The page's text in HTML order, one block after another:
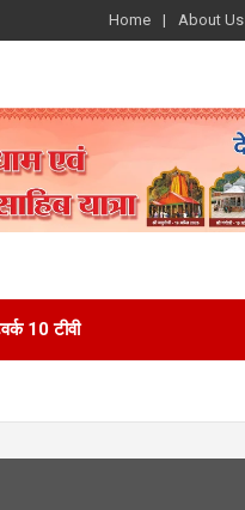
Home About Us
10 टीवी